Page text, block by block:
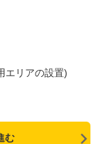
エリアの設置)
む